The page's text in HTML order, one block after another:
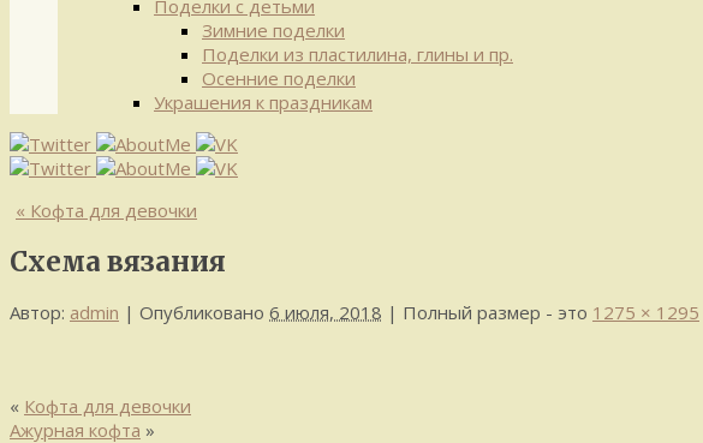
Поделки с детьми
Зимние поделки
Поделки из пластилина, глины и пр.
Осенние поделки
Украшения к праздникам
« Кофта для девочки
Схема вязания
Автор: admin | Опубликовано 6 июля, 2018 | Полный размер - это 1275 × 1295
« Кофта для девочки
Ажурная кофта »